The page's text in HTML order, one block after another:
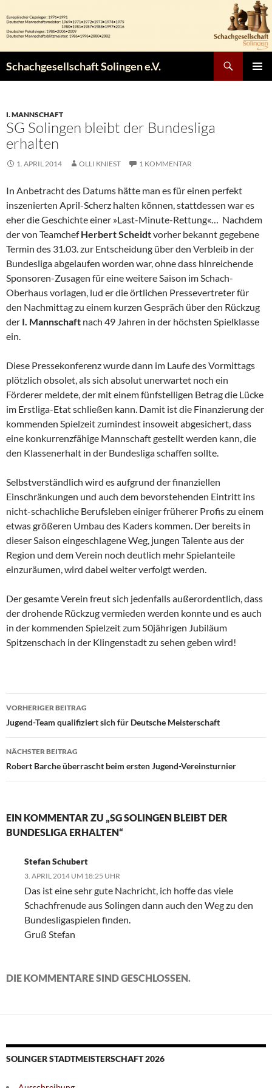
Inhalt
springen
Schachgesellschaft Solingen e.V.
I. MANNSCHAFT
SG Solingen bleibt der Bundesliga
erhalten
1. APRIL 2014 OLLI KNIEST 1 KOMMENTAR
In Anbetracht des Datums hätte man es für einen perfekt
inszenierten April-Scherz halten können, stattdessen war es
eher die Geschichte einer »Last-Minute-Rettung«… Nachdem
der von TeamchefHerbert Scheidtvorher bekannt gegebene
Termin des 31.03. zur Entscheidung über den Verbleib in der
Bundesliga abgelaufen worden war, ohne dass hinreichende
Sponsoren-Zusagen für eine weitere Saison im Schach-
Oberhaus vorlagen, lud er die örtlichen Pressevertreter für
den Nachmittag zu einem kurzen Gespräch über den Rückzug
der I. Mannschaft nach 49 Jahren in der höchsten Spielklasse
ein.
Diese Pressekonferenz wurde dann im Laufe des Vormittags
plötzlich obsolet, als sich absolut unerwartet noch ein
Förderer meldete, der mit einem fünfstelligen Betrag die Lücke
im Erstliga-Etat schließen kann. Damit ist die Finanzierung der
kommenden Spielzeit zumindest insoweit abgesichert, dass
eine konkurrenzfähige Mannschaft gestellt werden kann, die
den Klassenerhalt in der Bundesliga schaffen sollte.
Selbstverständlich wird es aufgrund der finanziellen
Einschränkungen und auch dem bevorstehenden Eintritt ins
nicht-schachliche Berufsleben einiger früherer Profis zu einem
etwas größeren Umbau des Kaders kommen. Der bereits in
dieser Saison eingeschlagene Weg, jungen Talente aus der
Region und dem Verein noch deutlich mehr Spielanteile
einzuräumen, wird dabei weiter verfolgt werden.
Der gesamte Verein freut sich jedenfalls außerordentlich, dass
der drohende Rückzug vermieden werden konnte und es auch
in der kommenden Spielzeit zum 50jährigen Jubiläum
Spitzenschach in der Klingenstadt zu sehen geben wird!
Beitragsnavigation
VORHERIGER BEITRAG
Jugend-Team qualifiziert sich für Deutsche Meisterschaft
NÄCHSTER BEITRAG
Robert Barche überrascht beim ersten Jugend-Vereinsturnier
EIN KOMMENTAR ZU „SG SOLINGEN BLEIBT DER
BUNDESLIGA ERHALTEN“
Stefan Schubert
3. APRIL 2014 UM 18:25 UHR
Das ist eine sehr gute Nachricht, ich hoffe das viele
Schachfrenude aus Solingen dann auch den Weg zu den
Bundesligaspielen finden.
Gruß Stefan
DIE KOMMENTARE SIND GESCHLOSSEN.
SOLINGER STADTMEISTERSCHAFT 2026